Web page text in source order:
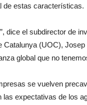
de estas características.
dice el subdirector de
(UOC),
global que no
se vuelven
las expectativas de los